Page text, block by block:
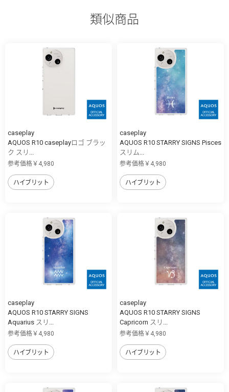
類似商品
caseplay
AQUOS R10 caseplayロゴ ブラッ
ク スリ...
参考価格￥4,980
ハイブリット
caseplay
AQUOS R10 STARRY SIGNS Pisces
スリム...
参考価格￥4,980
ハイブリット
caseplay
AQUOS R10 STARRY SIGNS
Aquarius スリ...
参考価格￥4,980
ハイブリット
caseplay
AQUOS R10 STARRY SIGNS
Capricorn スリ...
参考価格￥4,980
ハイブリット